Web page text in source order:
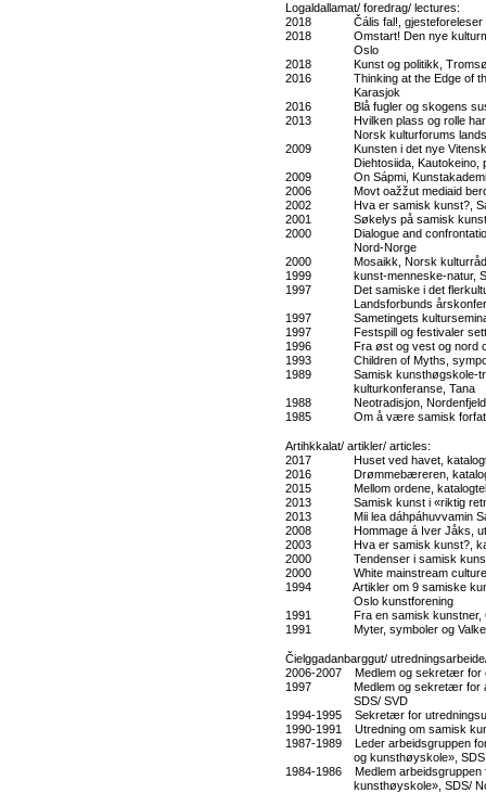
Logaldallamat/ foredrag/ lectures:
2018 Čális fal!, gjesteforeleser
2018 Omstart! Den nye
Oslo
2018 Kunst og politikk, Tromsø
2016 Thinking at the Edge of the
Karasjok
2016 Blå fugler og skogens sus,
2013 Hvilken plass og rolle har
Norsk kulturforums
2009 Kunsten i det nye
Diehtosiida, Kautokeino,
2009 On Sápmi,
2006 Movt oažžut mediaid
2002 Hva er samisk kunst?,
2001 Søkelys på samisk kunst,
2000 Dialogue and confrontation,
Nord-Norge
2000 Mosaikk, Norsk
1999 kunst-menneske-natur,
1997 Det samiske i det
Landsforbunds
1997 Sametingets
1997 Festspill og festivaler sett
1996 Fra øst og vest og nord og
1993 Children of Myths,
1989 Samisk kunsthøgskole-
kulturkonferanse, Tana
1988 Neotradisjon,
1985 Om å være samisk
Artihkkalat/ artikler/ articles:
2017 Huset ved havet,
2016 Drømmebæreren,
2015 Mellom ordene,
2013 Samisk kunst i «riktig
2013 Mii lea dáhpáhuvvamin
2008 Hommage á Iver Jåks,
2003 Hva er samisk kunst?,
2000 Tendenser i samisk kunst
2000 White mainstream culture,
1994 Artikler om 9 samiske
Oslo kunstforening
1991 Fra en samisk kunstner,
1991 Myter, symboler og
Čielggadanbarggut/
2006-2007 Medlem og sekretær for
1997 Medlem og sekretær for
SDS/ SVD
1994-1995 Sekretær for
1990-1991 Utredning om samisk
1987-1989 Leder arbeidsgruppen
og kunsthøyskole», SDS
1984-1986 Medlem arbeidsgruppen
kunsthøyskole», SDS/